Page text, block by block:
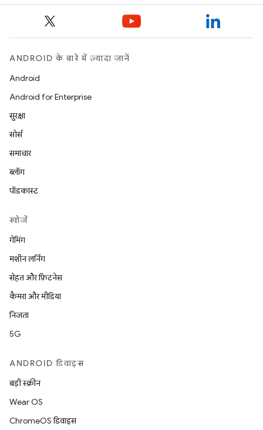
ANDROID के बारे में ज़्यादा जानें
Android
Android for Enterprise
सुरक्षा
सोर्स
समाचार
ब्लॉग
पॉडकास्ट
खोजें
गेमिंग
मशीन लर्निंग
सेहत और फ़िटनेस
कैमरा और मीडिया
निजता
5G
ANDROID डिवाइस
बड़ी स्क्रीन
Wear OS
ChromeOS डिवाइस